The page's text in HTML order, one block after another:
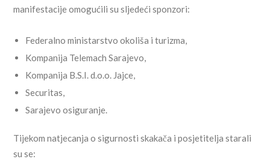
manifestacije omogućili su sljedeći sponzori:
Federalno ministarstvo okoliša i turizma,
Kompanija Telemach Sarajevo,
Kompanija B.S.I. d.o.o. Jajce,
Securitas,
Sarajevo osiguranje.
Tijekom natjecanja o sigurnosti skakača i posjetitelja starali
su se: